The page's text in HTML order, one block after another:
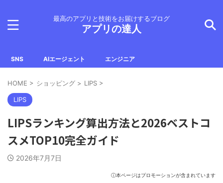
最高のアプリと技術をお届けするブログ
アプリの達人
SNS AIエージェント エンジニア
HOME > ショッピング > LIPS >
LIPS
LIPSランキング算出方法と2026ベストコ
スメTOP10完全ガイド
2026年7月7日
ⓘ本ページはプロモーションが含まれています